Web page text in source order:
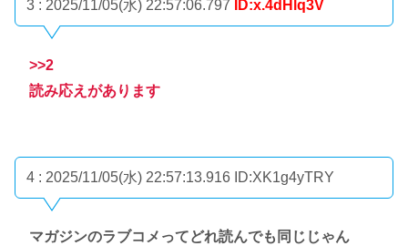
3 : 2025/11/05(水) 22:57:06.797 ID:x.4dHlq3V
>>2
読み応えがあります
4 : 2025/11/05(水) 22:57:13.916 ID:XK1g4yTRY
マガジンのラブコメってどれ読んでも同じじゃん